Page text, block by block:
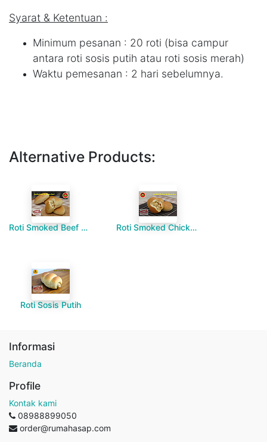
Syarat & Ketentuan :
Minimum pesanan : 20 roti (bisa campur
antara roti sosis putih atau roti sosis merah)
Waktu pemesanan : 2 hari sebelumnya.
Alternative Products:
Roti Smoked Beef & Cheese Roti Smoked Chicken & Cheese
Roti Sosis Putih
Informasi
Beranda
Profile
Kontak kami
08988899050
order@rumahasap.com